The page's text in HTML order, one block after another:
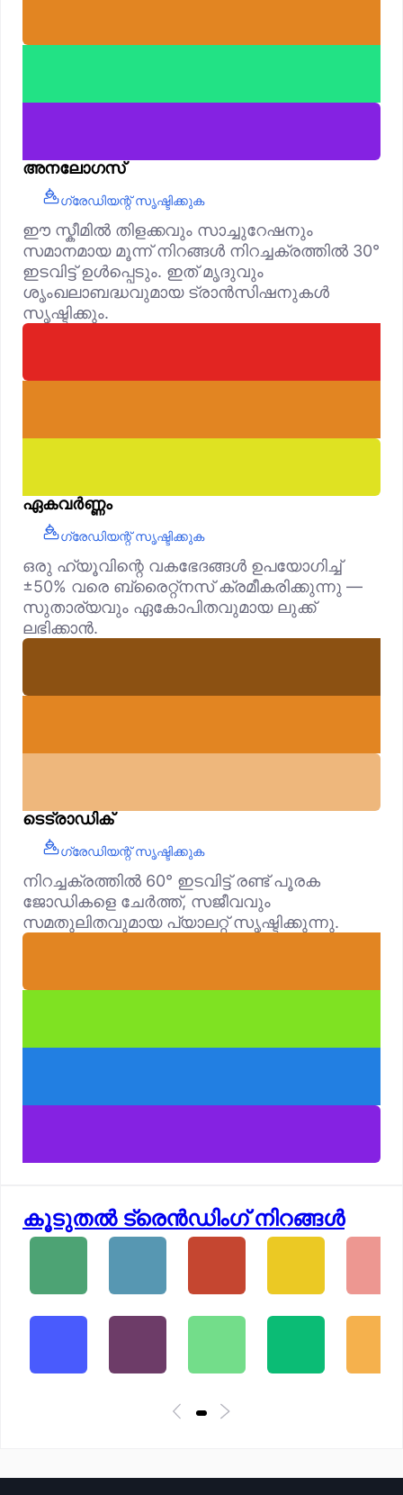
അനലോഗസ്
ഗ്രേഡിയന്റ് സൃഷ്ടിക്കുക
ഈ സ്കീമിൽ തിളക്കവും സാച്ചുറേഷനും
സമാനമായ മൂന്ന് നിറങ്ങൾ നിറച്ചക്രത്തിൽ 30°
ഇടവിട്ട് ഉൾപ്പെടും. ഇത് മൃദുവും
ശൃംഖലാബദ്ധവുമായ ട്രാൻസിഷനുകൾ
സൃഷ്ടിക്കും.
ഏകവർണ്ണം
ഗ്രേഡിയന്റ് സൃഷ്ടിക്കുക
ഒരു ഹ്യൂവിന്റെ വകഭേദങ്ങൾ ഉപയോഗിച്ച്
±50% വരെ ബ്രൈറ്റ്‌നസ് ക്രമീകരിക്കുന്നു —
സുതാര്യവും ഏകോപിതവുമായ ലുക്ക്
ലഭിക്കാൻ.
ടെട്രാഡിക്
ഗ്രേഡിയന്റ് സൃഷ്ടിക്കുക
നിറച്ചക്രത്തിൽ 60° ഇടവിട്ട് രണ്ട് പൂരക
ജോഡികളെ ചേർത്ത്, സജീവവും
സമതുലിതവുമായ പ്യാലറ്റ് സൃഷ്ടിക്കുന്നു.
കൂടുതൽ ട്രെൻഡിംഗ് നിറങ്ങൾ